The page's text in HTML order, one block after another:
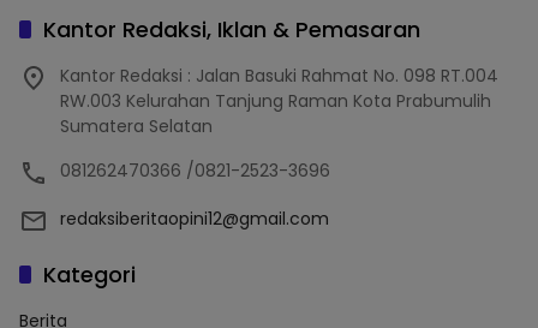
Kantor Redaksi, Iklan & Pemasaran
Kantor Redaksi : Jalan Basuki Rahmat No. 098 RT.004
RW.003 Kelurahan Tanjung Raman Kota Prabumulih
Sumatera Selatan
081262470366 /0821-2523-3696
redaksiberitaopini12@gmail.com
Kategori
Berita